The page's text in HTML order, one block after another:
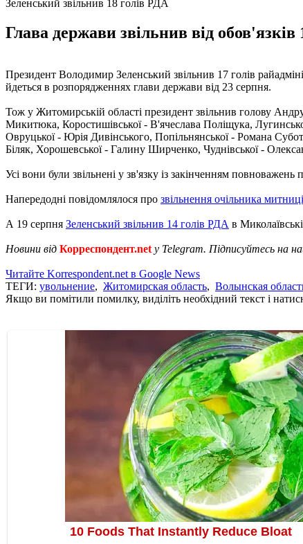
Зеленський звільнив 18 голів РДА
Глава держави звільнив від
Президент Володимир Зеленський звільнив 17 голів
йдеться в розпорядженнях глави держави від 23 серпня.
Тож у Житомирській області президент звільнив голову
Микитюка, Коростишівської - В'ячеслава Поліщука,
Овруцької - Юрія Дивінського, Попільнянської - Романа
Біляк, Хорошевської - Галину Ширченко, Чуднівської -
Усі вони були звільнені у зв'язку із закінченням
Напередодні повідомлялося про звільнення очільника
А 19 серпня Зеленський звільнив 14 голів РДА в
Новини від Корреспондент.net у Telegram. Підписуйтесь на
Читайте Korrespondent.net в Google News
ТЕГИ: увольнение, Житомирская область, Волынская
Якщо ви помітили помилку, виділіть необхідний текст і